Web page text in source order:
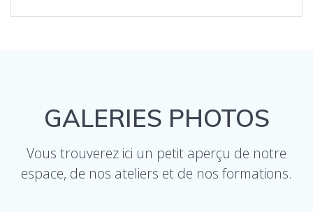
GALERIES PHOTOS
Vous trouverez ici un petit aperçu de notre
espace, de nos ateliers et de nos formations.